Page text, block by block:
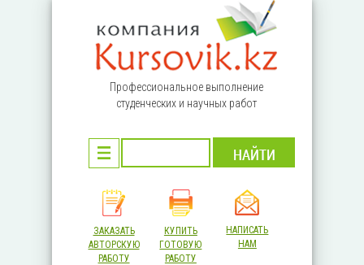
Профессиональное выполнение
студенческих и научных работ
ЗАКАЗАТЬ
АВТОРСКУЮ
РАБОТУ
КУПИТЬ
ГОТОВУЮ
РАБОТУ
НАПИСАТЬ
НАМ